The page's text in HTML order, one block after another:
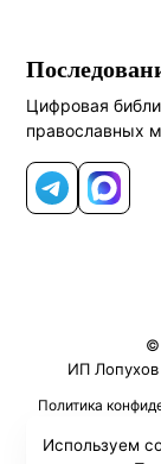
Цифровая
православных
Telegram
MAX
©
ИП
Политика
Используем